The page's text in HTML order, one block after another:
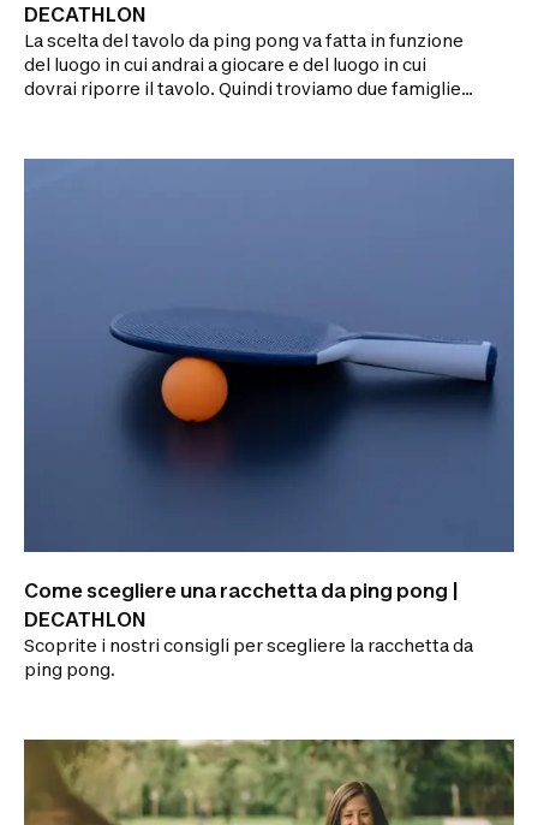
DECATHLON
La scelta del tavolo da ping pong va fatta in funzione
del luogo in cui andrai a giocare e del luogo in cui
dovrai riporre il tavolo. Quindi troviamo due famiglie
Come scegliere una racchetta da ping pong |
DECATHLON
Scoprite i nostri consigli per scegliere la racchetta da
ping pong.